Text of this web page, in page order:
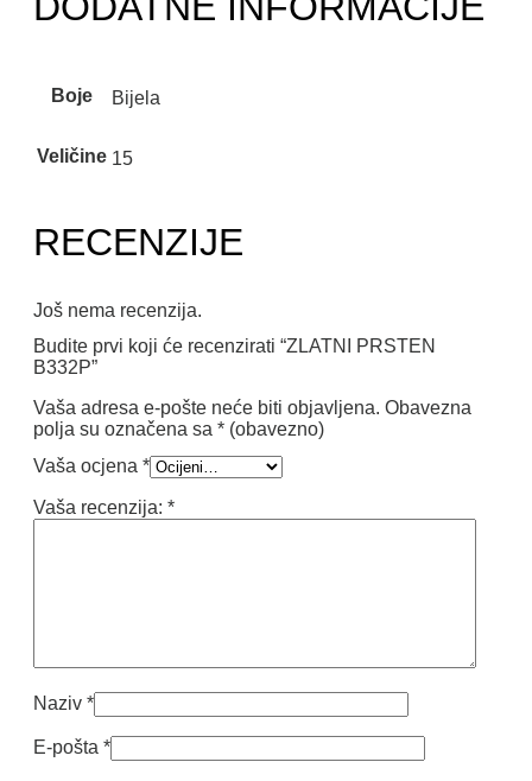
Boje Bijela
Veličine 15
RECENZIJE
Još nema recenzija.
Budite prvi koji će recenzirati “ZLATNI PRSTEN
B332P”
Vaša adresa e-pošte neće biti objavljena. Obavezna
polja su označena sa * (obavezno)
Vaša ocjena *
Vaša recenzija: *
Naziv *
E-pošta *